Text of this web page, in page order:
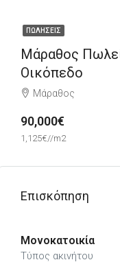
ΠΩΛΉΣΕΙΣ
Μάραθος
Οικόπεδο
Μάραθος
90,000€
1,125€//m2
Επισκόπηση
Μονοκατοικία
Τύπος ακινήτου